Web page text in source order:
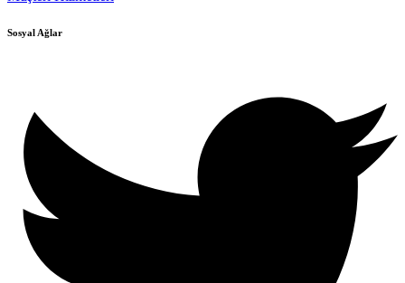
Sosyal Ağlar